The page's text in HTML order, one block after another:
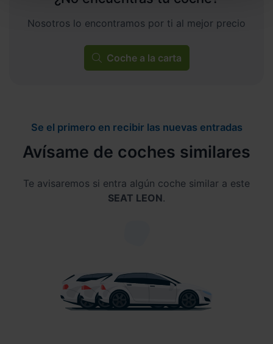
Nosotros lo encontramos por ti al mejor precio
Coche a la carta
Se el primero en recibir las nuevas entradas
Avísame de coches similares
Te avisaremos si entra algún coche similar a este
SEAT LEON.